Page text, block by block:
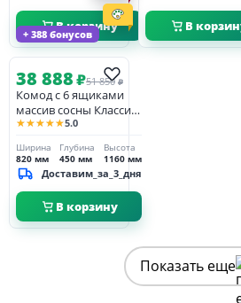
В корзину В
+ 388 бонусов
38 888₽51 850 ₽
Комод с 6 ящиками
массив сосны Классик
№3
★★★★★5.0
Ширина
820 мм
Глубина
450 мм
Высота
1160 мм
Доставим_за_3_дня
В корзину
Показать еще